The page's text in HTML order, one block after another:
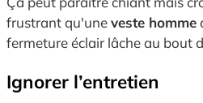
frustrant qu'uneveste homme
fermeture éclair lâche au bout
Ignorer l’entretien